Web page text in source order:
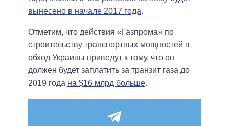
вынесено в начале 2017 года.
Отметим, что действия «Газпрома» по
строительству транспортных мощностей в
обход Украины приведут к тому, что он
должен будет заплатить за транзит газа до
2019 года на $16 млрд больше.